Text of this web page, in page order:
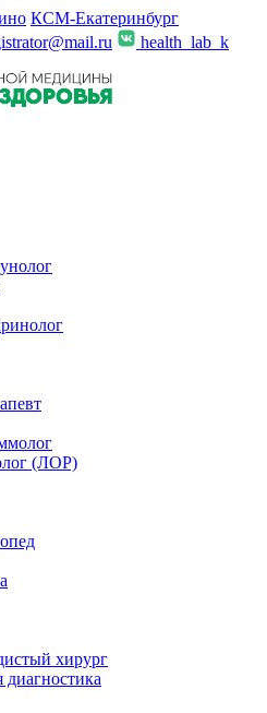
КСМ-Екатеринбург
health_lab_k
(ЛОР)
хирург